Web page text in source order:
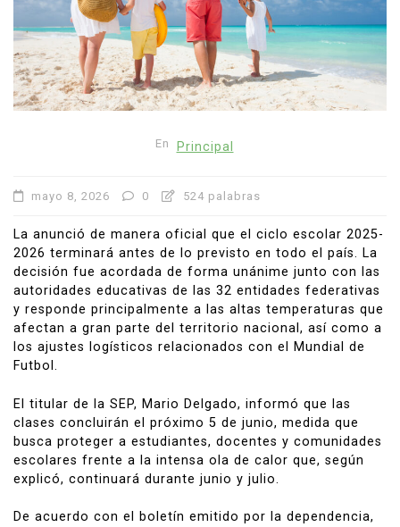
En Principal
mayo 8, 2026 0 524 palabras
La anunció de manera oficial que el ciclo escolar 2025-
2026 terminará antes de lo previsto en todo el país. La
decisión fue acordada de forma unánime junto con las
autoridades educativas de las 32 entidades federativas
y responde principalmente a las altas temperaturas que
afectan a gran parte del territorio nacional, así como a
los ajustes logísticos relacionados con el Mundial de
Futbol.
El titular de la SEP, Mario Delgado, informó que las
clases concluirán el próximo 5 de junio, medida que
busca proteger a estudiantes, docentes y comunidades
escolares frente a la intensa ola de calor que, según
explicó, continuará durante junio y julio.
De acuerdo con el boletín emitido por la dependencia,